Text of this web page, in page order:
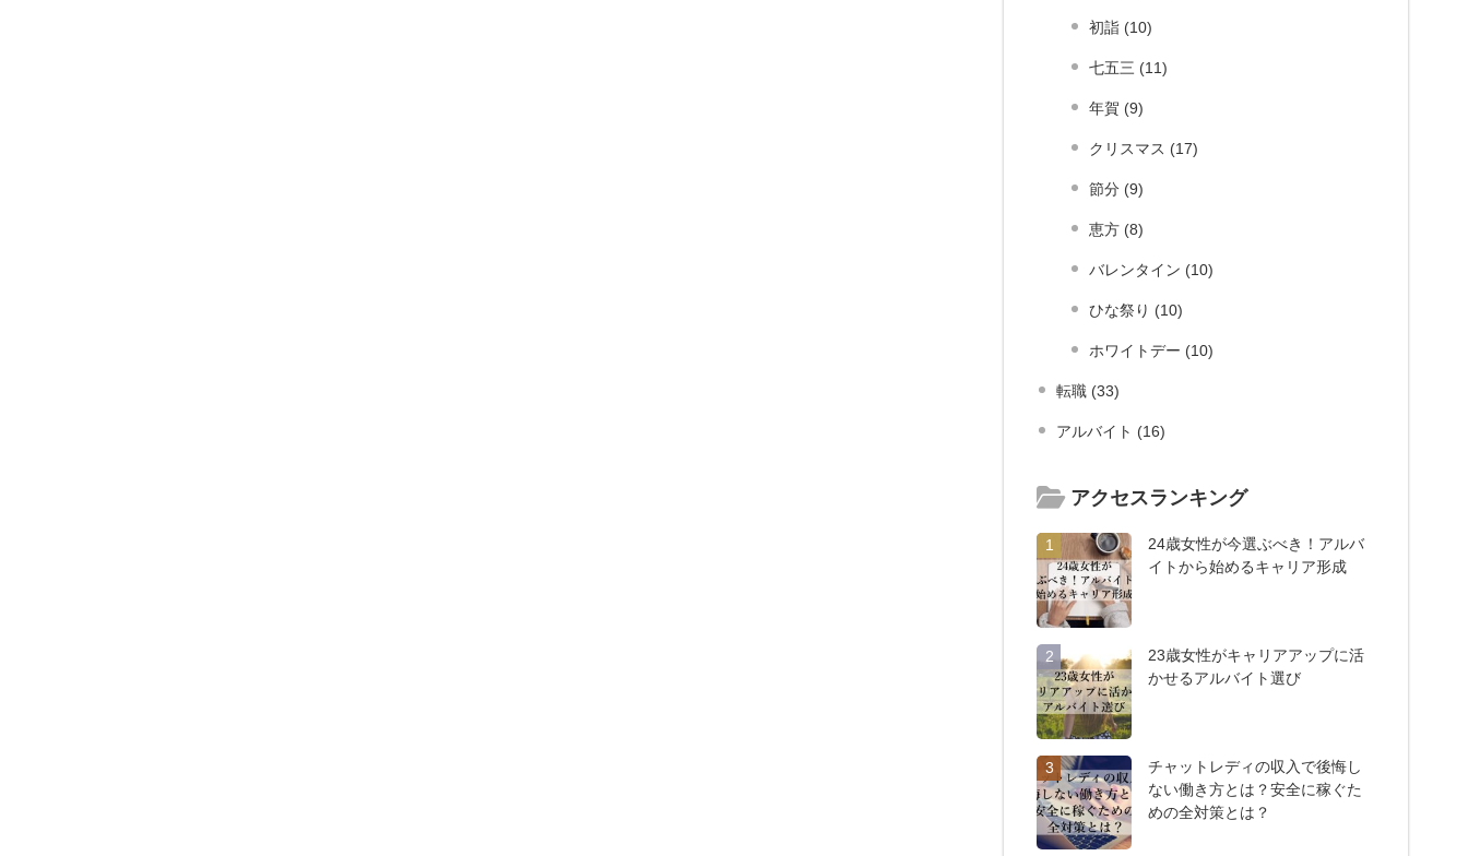
初詣 (10)
七五三 (11)
年賀 (9)
クリスマス (17)
節分 (9)
恵方 (8)
バレンタイン (10)
ひな祭り (10)
ホワイトデー (10)
転職 (33)
アルバイト (16)
アクセスランキング
1
24歳女性が今選ぶべき！アルバ
イトから始めるキャリア形成
2
23歳女性がキャリアアップに活
かせるアルバイト選び
3
チャットレディの収入で後悔し
ない働き方とは？安全に稼ぐた
めの全対策とは？